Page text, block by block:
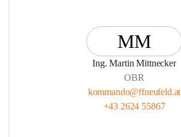
MM
Ing. Martin Mittnecker
OBR
kommando@ffneufeld.at
+43 2624 55867